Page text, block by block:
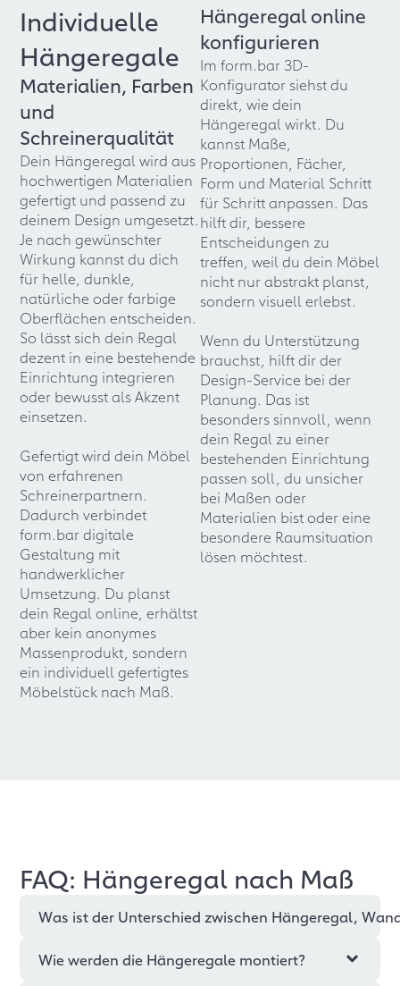
Individuelle
Hängeregale
Materialien, Farben
und
Schreinerqualität
Dein Hängeregal wird aus
hochwertigen Materialien
gefertigt und passend zu
deinem Design umgesetzt.
Je nach gewünschter
Wirkung kannst du dich
für helle, dunkle,
natürliche oder farbige
Oberflächen entscheiden.
So lässt sich dein Regal
dezent in eine bestehende
Einrichtung integrieren
oder bewusst als Akzent
einsetzen.
Gefertigt wird dein Möbel
von erfahrenen
Schreinerpartnern.
Dadurch verbindet
form.bar digitale
Gestaltung mit
handwerklicher
Umsetzung. Du planst
dein Regal online, erhältst
aber kein anonymes
Massenprodukt, sondern
ein individuell gefertigtes
Möbelstück nach Maß.
Hängeregal online
konfigurieren
Im form.bar 3D-
Konfigurator siehst du
direkt, wie dein
Hängeregal wirkt. Du
kannst Maße,
Proportionen, Fächer,
Form und Material Schritt
für Schritt anpassen. Das
hilft dir, bessere
Entscheidungen zu
treffen, weil du dein Möbel
nicht nur abstrakt planst,
sondern visuell erlebst.
Wenn du Unterstützung
brauchst, hilft dir der
Design-Service bei der
Planung. Das ist
besonders sinnvoll, wenn
dein Regal zu einer
bestehenden Einrichtung
passen soll, du unsicher
bei Maßen oder
Materialien bist oder eine
besondere Raumsituation
lösen möchtest.
FAQ: Hängeregal nach Maß
Was ist der Unterschied zwischen Hängeregal,
Wie werden die Hängeregale montiert?